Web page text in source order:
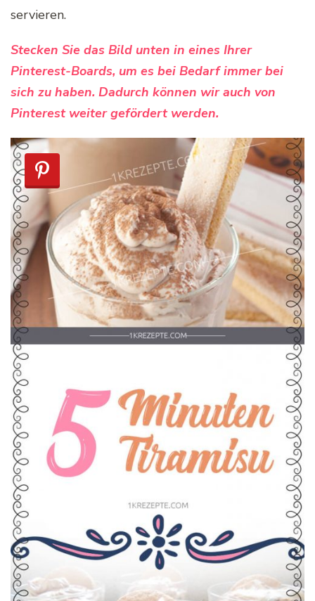
servieren.
Stecken Sie das Bild unten in eines Ihrer
Pinterest-Boards, um es bei Bedarf immer bei
sich zu haben. Dadurch können wir auch von
Pinterest weiter gefördert werden.